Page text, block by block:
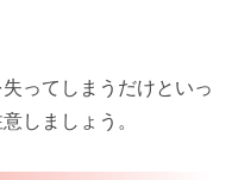
ってしまうだけといっ
しましょう。